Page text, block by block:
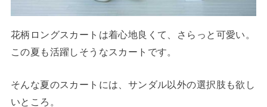
花柄ロングスカートは着心地良くて、さらっと可愛い。
この夏も活躍しそうなスカートです。
そんな夏のスカートには、サンダル以外の選択肢も欲し
いところ。